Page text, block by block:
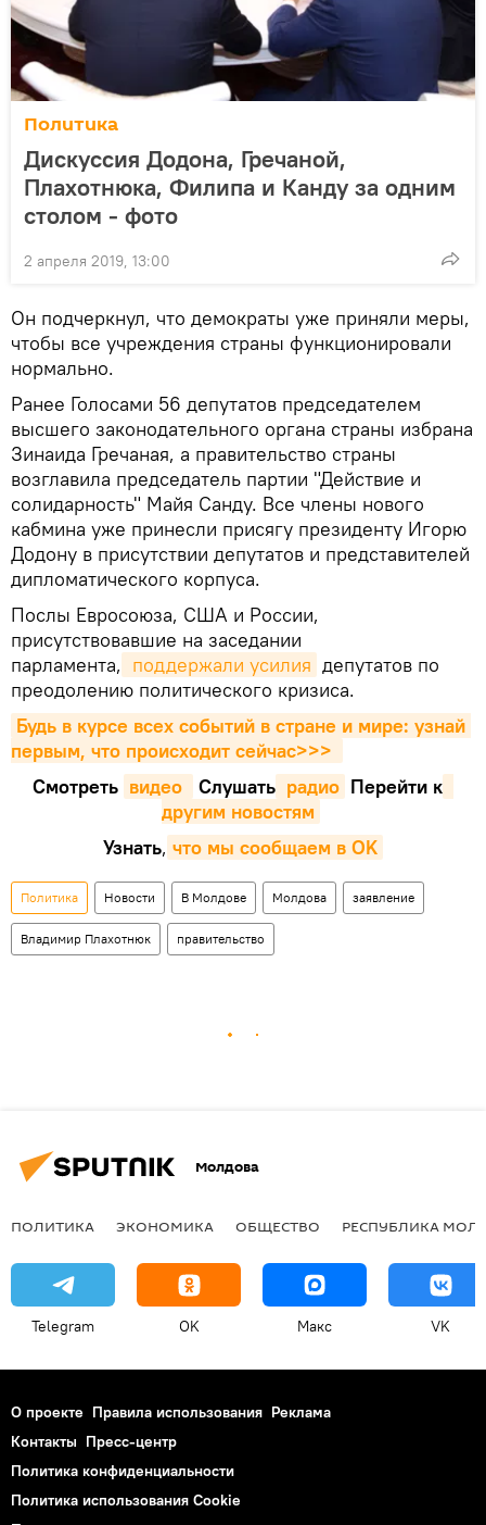
Политика
Дискуссия Додона, Гречаной,
Плахотнюка, Филипа и Канду за одним
столом - фото
2 апреля 2019, 13:00
Он подчеркнул, что демократы уже приняли меры,
чтобы все учреждения страны функционировали
нормально.
Ранее Голосами 56 депутатов председателем
высшего законодательного органа страны избрана
Зинаида Гречаная, а правительство страны
возглавила председатель партии "Действие и
солидарность" Майя Санду. Все члены нового
кабмина уже принесли присягу президенту Игорю
Додону в присутствии депутатов и представителей
дипломатического корпуса.
Послы Евросоюза, США и России,
присутствовавшие на заседании
парламента, поддержали усилия депутатов по
преодолению политического кризиса.
Будь в курсе всех событий в стране и мире: узнай
первым, что происходит сейчаc>>>
Смотреть видео Cлушать радио Перейти к
другим новостям
Узнать, что мы сообщаем в OK
Политика Новости В Молдове Молдова заявление
Владимир Плахотнюк правительство
Молдова
ПОЛИТИКА ЭКОНОМИКА ОБЩЕСТВО РЕСПУБЛИКА
Telegram OK Макс VK
О проекте Правила использования Реклама
Контакты Пресс-центр
Политика конфиденциальности
Политика использования Cookie